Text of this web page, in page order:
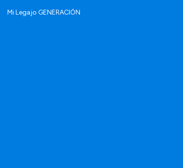
Mi Legajo GENERACIÓN